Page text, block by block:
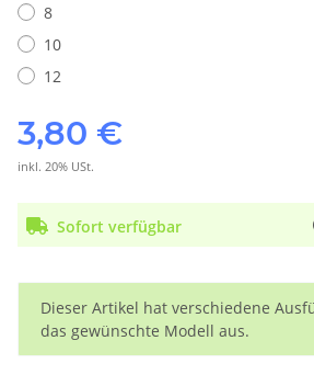
8
10
12
3,80 €
inkl. 20% USt.
Sofort verfügbar
x
Dieser Artikel hat verschiedene
das gewünschte Modell aus.